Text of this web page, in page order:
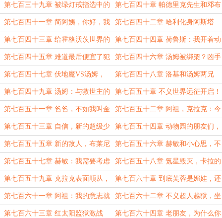
帅，爸爸你当统帅 士，去打异形吧
第七百三十九章 被绿灯戒指选中的
荷鲁斯？
第七百四十章 帕德里克先生和邓布
利多都是了不起的人
第七百四十一章 简阿姨，你好，我
叫楚雨荨
第七百四十二章 哈利化身阿斯塔
特，迎接我的魔法和爆弹枪！
第七百四十三章 给霍格沃茨世界的
巫师们一点震撼
第七百四十四章 荷鲁斯：我开着动
力甲，瑞雯都不是我对手！
第七百四十五章 难道最后便宜了犯
傻的赫敏？
第七百四十六章 汤姆被绑架？凶手
是伏地魔！
第七百四十七章 伏地魔VS汤姆，
我是帕德里克之子！
第七百四十八章 洛基和汤姆两兄
弟，联手对抗食死徒
第七百四十九章 汤姆：与救世主的
和解
第七百五十章 不义世界远征开启！
第七百五十一章 爸爸，不如我叫金
克斯.帕德里克？
第七百五十二章 阿祖，克拉克：今
天手感不好
第七百五十三章 自信，新的超级少
女！
第七百五十四章 动物园的朋友们，
你们好
第七百五十五章 新的敌人，布莱尼
亚克！
第七百五十六章 赫敏和小心思，不
义世界的目的
第七百五十七章 赫敏：我需要考虑
一下巫师界，我所追求这些的意义
第七百五十八章 氪星毁灭，卡拉的
哭泣
第七百五十九章 克拉克表面顺从，
背后告密
第七百六十章 到底芙蓉是媚娃，还
是自己父亲是媚娃？
第七百六十一章 阿祖：我的意志就
是父亲的意志
第七百六十二章 不义超人越狱，坐
在黄金王座上的彼得
第七百六十三章 红太阳监狱激战 第七百六十四章 老朋友，为什么你